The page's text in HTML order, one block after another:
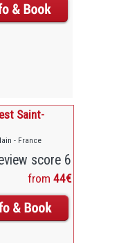
Saint-
- France
score 6
from 44€